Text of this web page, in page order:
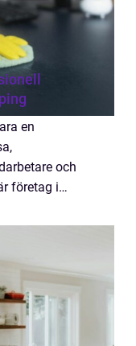
en
och
företag i
ofta upp